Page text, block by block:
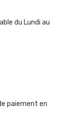
du Lundi au
paiement en